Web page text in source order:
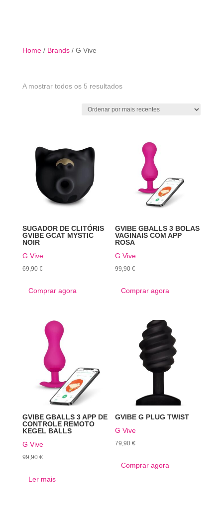
Home/ Brands/ G Vive
A mostrar todos os 5 resultadosOrdenado
por
recentes
SUGADOR DE CLITÓRIS
GVIBE GCAT MYSTIC
NOIR
G Vive
69,90 €
Comprar agora
GVIBE GBALLS 3 BOLAS
VAGINAIS COM APP
ROSA
G Vive
99,90€
Comprar agora
GVIBE GBALLS 3 APP DE
CONTROLE REMOTO
KEGEL BALLS
G Vive
99,90 €
Ler mais
GVIBE G PLUG TWIST
G Vive
79,90€
Comprar agora